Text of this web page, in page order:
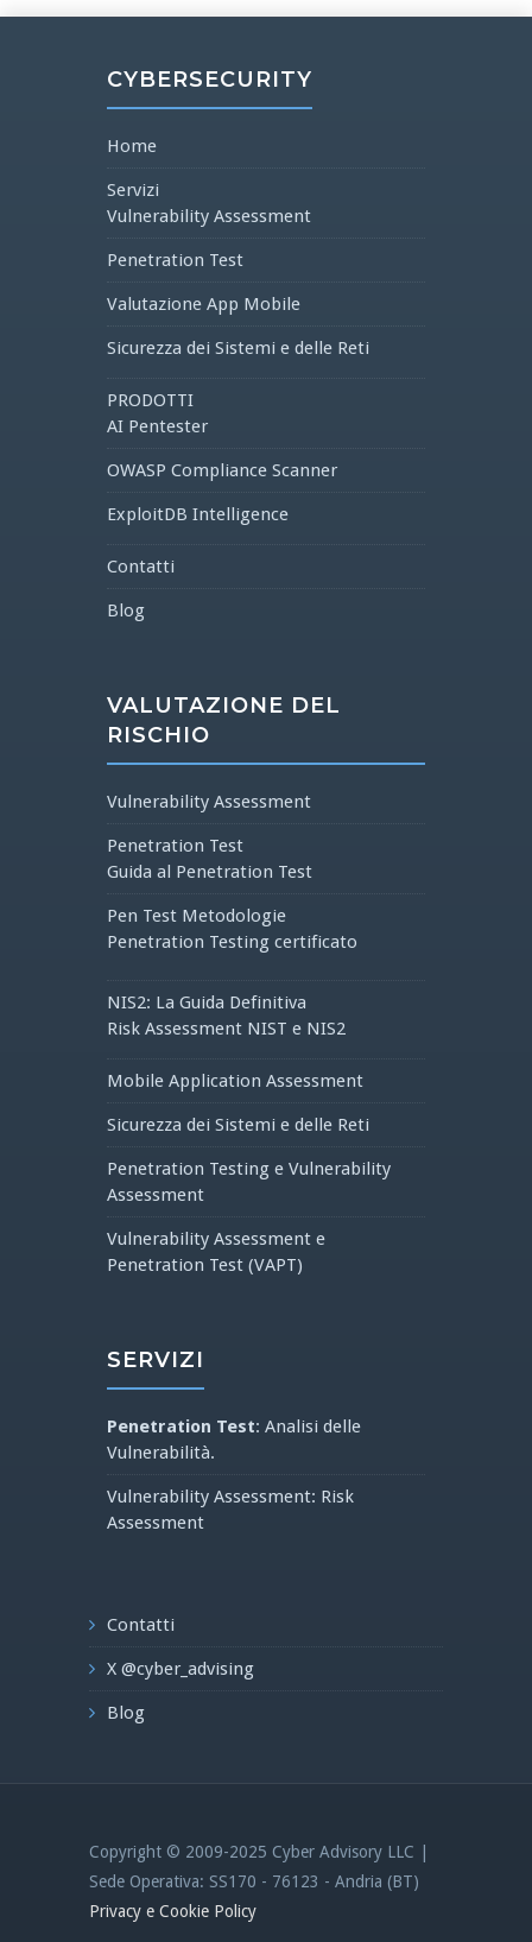
CYBERSECURITY
Home
Servizi
Vulnerability Assessment
Penetration Test
Valutazione App Mobile
Sicurezza dei Sistemi e delle Reti
PRODOTTI
AI Pentester
OWASP Compliance Scanner
ExploitDB Intelligence
Contatti
Blog
VALUTAZIONE DEL
RISCHIO
Vulnerability Assessment
Penetration Test
Guida al Penetration Test
Pen Test Metodologie
Penetration Testing certificato
NIS2: La Guida Definitiva
Risk Assessment NIST e NIS2
Mobile Application Assessment
Sicurezza dei Sistemi e delle Reti
Penetration Testing e Vulnerability
Assessment
Vulnerability Assessment e
Penetration Test (VAPT)
SERVIZI
Penetration Test: Analisi delle
Vulnerabilità.
Vulnerability Assessment: Risk
Assessment
Contatti
X @cyber_advising
Blog
Copyright © 2009-2025 Cyber Advisory LLC |
Sede Operativa: SS170 - 76123 - Andria (BT)
Privacy e Cookie Policy